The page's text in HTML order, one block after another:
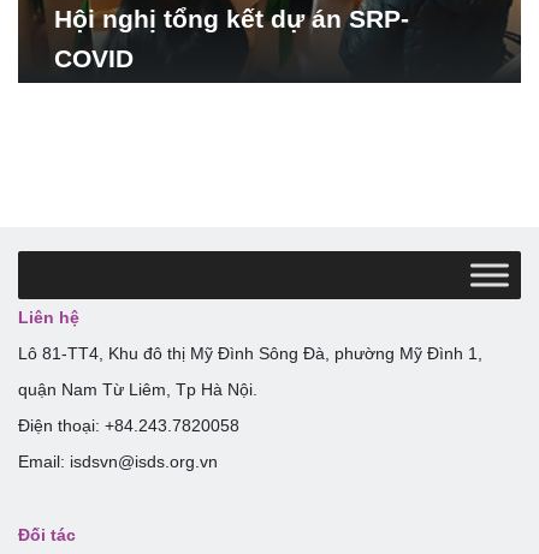
Hội nghị tổng kết dự án SRP-
COVID
Liên hệ
Lô 81-TT4, Khu đô thị Mỹ Đình Sông Đà, phường Mỹ Đình 1,
quận Nam Từ Liêm, Tp Hà Nội.
Điện thoại: +84.243.7820058
Email: isdsvn@isds.org.vn
Đối tác